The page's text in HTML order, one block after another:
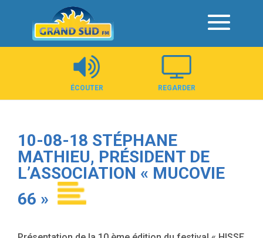
Panneau de gestion des cookies
ÉCOUTER REGARDER
10-08-18 STÉPHANE
MATHIEU, PRÉSIDENT DE
L’ASSOCIATION « MUCOVIE
66 »